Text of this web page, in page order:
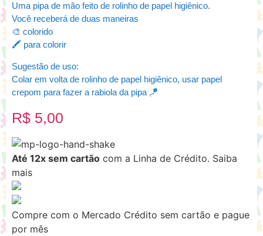
Uma pipa de mão feito de rolinho de papel higiênico.
Você receberá de duas maneiras
🎨 colorido
🖍️ para colorir
Sugestão de uso:
Colar em volta de rolinho de papel higiênico, usar papel
crepom para fazer a rabiola da pipa 🪁
R$ 5,00
Até 12x sem cartão com a Linha de Crédito. Saiba
mais
Compre com o Mercado Crédito sem cartão e pague
por mês